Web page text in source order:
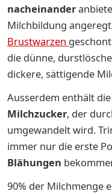
nacheinander
Milchbildung
Brustwarzen
die dünne,
dickere, sättigende
Ausserdem enthält
Milchzucker, der
umgewandelt wird.
immer nur die erste
Blähungen
90% der Milchmenge